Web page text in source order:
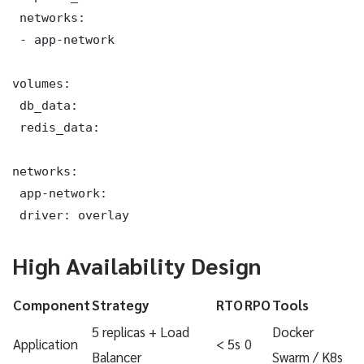
networks:
- app-network
volumes:
db_data:
redis_data:
networks:
app-network:
driver: overlay
High Availability Design
ComponentStrategy RTORPOTools
Application
5 replicas + Load
Balancer
< 5s 0
Docker
Swarm / K8s